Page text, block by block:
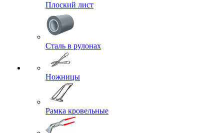
Плоский лист
Сталь в рулонах
Ножницы
Рамка кровельные